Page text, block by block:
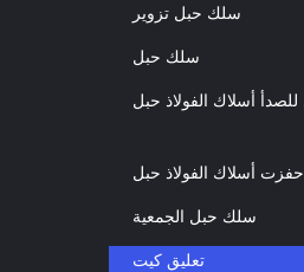
سلك حبل تزوير
سلك حبل
للصدأ أسلاك الفولاذ حبل
حفزت أسلاك الفولاذ حبل
سلك حبل الجمعية
تعليق كيت